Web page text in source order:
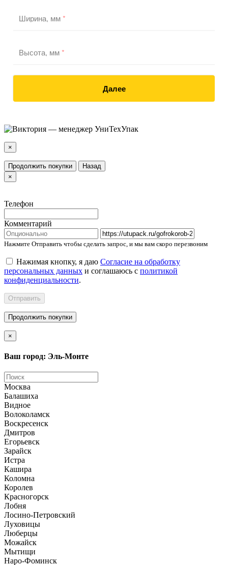
Ширина, мм*
Высота, мм*
Далее
×
Продолжить покупки
Назад
×
Телефон
Комментарий
Нажмите Отправить чтобы сделать запрос, и мы вам скоро перезвоним
Нажимая кнопку, я даю Согласие на обработку
персональных данных и соглашаюсь с политикой
конфиденциальности.
Отправить
Продолжить покупки
×
Ваш город: Эль-Монте
Москва
Балашиха
Видное
Волоколамск
Воскресенск
Дмитров
Егорьевск
Зарайск
Истра
Кашира
Коломна
Королев
Красногорск
Лобня
Лосино-Петровский
Луховицы
Люберцы
Можайск
Мытищи
Наро-Фоминск